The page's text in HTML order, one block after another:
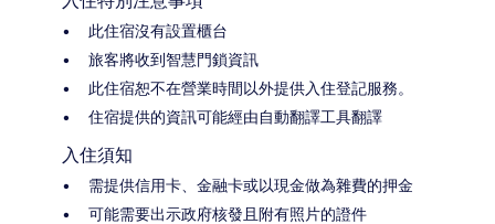
此住宿沒有設置櫃台
旅客將收到智慧門鎖資訊
此住宿恕不在營業時間以外提供入住登記服務。
住宿提供的資訊可能經由自動翻譯工具翻譯
入住須知
需提供信用卡、金融卡或以現金做為雜費的押金
可能需要出示政府核發且附有照片的證件